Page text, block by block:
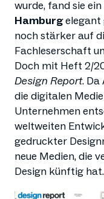
wurde, fand sie
Hamburgelegant
noch stärker auf
Fachleserschaft
Doch mit Heft 2/
Design Report. Da
die digitalen
Unternehmen
weltweiten
gedruckter
neue Medien, die
Design künftig hat.